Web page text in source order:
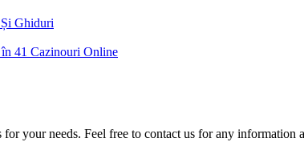
Ghiduri
41 Cazinouri Online
your needs. Feel free to contact us for any information